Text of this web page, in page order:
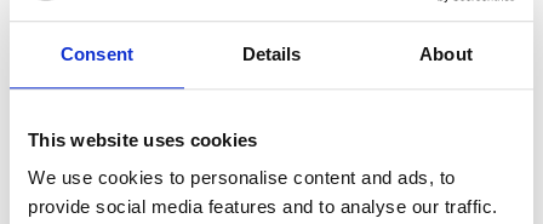
Consent Details About
This website uses cookies
We use cookies to personalise content and ads, to
provide social media features and to analyse our traffic.
INGREDIENTI
5 c. semi di canapa decorticata
1 cucchiaio di sale marino integrale o,